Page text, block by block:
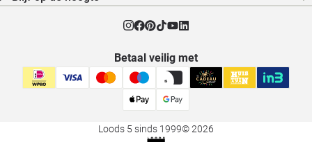
Betaal veilig met
Loods 5 sinds 1999© 2026